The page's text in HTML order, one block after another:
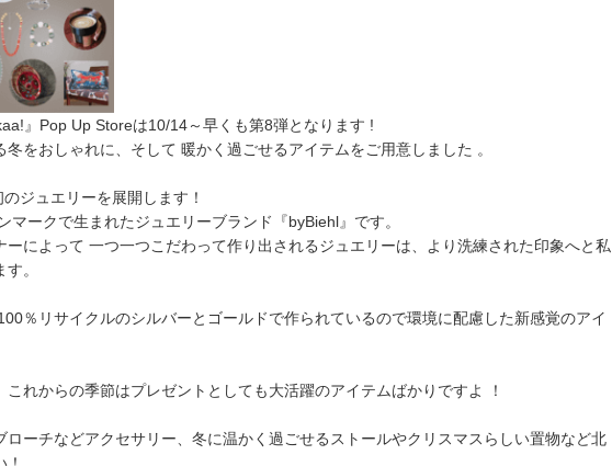
』 Pop Up Storeは10/14～早くも第8弾となります !
をおしゃれに、そして 暖かく過ごせるアイテムをご用意しました 。
ジュエリーを展開します！
マークで生まれたジュエリーブランド『byBiehl』です。
ーによって 一つ一つこだわって作り出されるジュエリーは、より洗練された印象へと私
。
％リサイクルのシルバーとゴールドで作られているので環境に配慮した新感覚のアイ
れからの季節はプレゼントとしても大活躍のアイテムばかりですよ ！
ローチなどアクセサリー、冬に温かく過ごせるストールやクリスマスらしい置物など北